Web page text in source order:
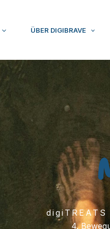
ÜBER DIGIBRAVE
digiTREATS
4.